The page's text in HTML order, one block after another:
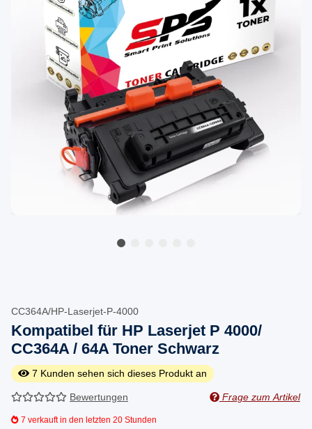
CC364A/HP-Laserjet-P-4000
Kompatibel für HP Laserjet P 4000/
CC364A / 64A Toner Schwarz
7 Kunden sehen sich dieses Produkt an
Bewertungen Frage zum Artikel
7 verkauft in den letzten 20 Stunden